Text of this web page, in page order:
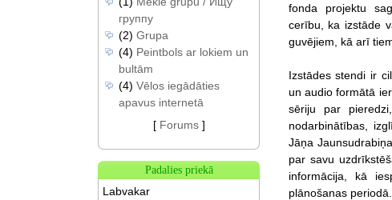
fonda projektu
cerību, ka izstāde
guvējiem, kā arī
Izstādes stendi ir
un audio formātā
sēriju par
nodarbinātības,
Jāņa
par savu
informācija, kā
plānošanas periodā.
группу
(2) Grupa
(4) Peintbols ar lokiem un
bultām
(4) Vēlos iegādāties
apavus internetā
[ Forums]
Padalies priekā
Labvakar